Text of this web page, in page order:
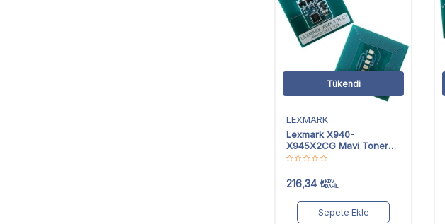
Tükendi
LEXMARK
Lexmark X940-
X945X2CG Mavi Toner
Chip
216,34 ₺KDV
DAHİL
Sepete Ekle